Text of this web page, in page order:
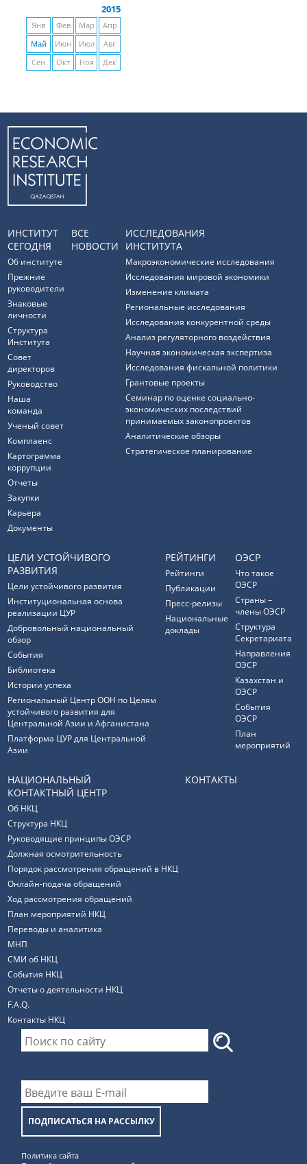
2015
Янв Фев Мар
Апр
Май
Июн Июл
Авг
Сен
Окт Ноя Дек
ИНСТИТУТ
СЕГОДНЯ
Об институте
Прежние
руководители
Знаковые
личности
Структура
Института
Совет
директоров
Руководство
Наша
команда
Ученый совет
Комплаенс
Картограмма
коррупции
Отчеты
Закупки
Карьера
Документы
ВСЕ
НОВОСТИ
ИССЛЕДОВАНИЯ
ИНСТИТУТА
Макроэкономические исследования
Исследования мировой экономики
Изменение климата
Региональные исследования
Исследования конкурентной среды
Анализ регуляторного воздействия
Научная экономическая экспертиза
Исследования фискальной политики
Грантовые проекты
Семинар по оценке социально-
экономических последствий
принимаемых законопроектов
Аналитические обзоры
Стратегическое планирование
ЦЕЛИ УСТОЙЧИВОГО
РАЗВИТИЯ
Цели устойчивого развития
Институциональная основа
реализации ЦУР
Добровольный национальный
обзор
События
Библиотека
Истории успеха
Региональный Центр ООН по Целям
устойчивого развития для
Центральной Азии и Афганистана
Платформа ЦУР для Центральной
Азии
РЕЙТИНГИ
Рейтинги
Публикации
Пресс-релизы
Национальные
доклады
ОЭСР
Что такое
ОЭСР
Страны –
члены ОЭСР
Структура
Секретариата
Направления
ОЭСР
Казахстан и
ОЭСР
События
ОЭСР
План
мероприятий
НАЦИОНАЛЬНЫЙ
КОНТАКТНЫЙ ЦЕНТР
Об НКЦ
Структура НКЦ
Руководящие принципы ОЭСР
Должная осмотрительность
Порядок рассмотрения обращений в НКЦ
Онлайн-подача обращений
Ход рассмотрения обращений
План мероприятий НКЦ
Переводы и аналитика
МНП
СМИ об НКЦ
События НКЦ
Отчеты о деятельности НКЦ
F.A.Q.
Контакты НКЦ
КОНТАКТЫ
ПОДПИСАТЬСЯ НА РАССЫЛКУ
Политика сайта